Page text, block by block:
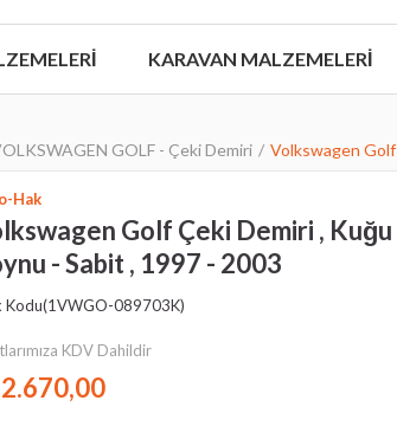
KARAVAN MALZEMELERİ
GOLF - Çeki Demiri Volkswagen
Hak
Golf Çeki Demiri , Kuğu
- Sabit , 1997 - 2003
Kodu(1VWGO-089703K)
KDV Dahildir